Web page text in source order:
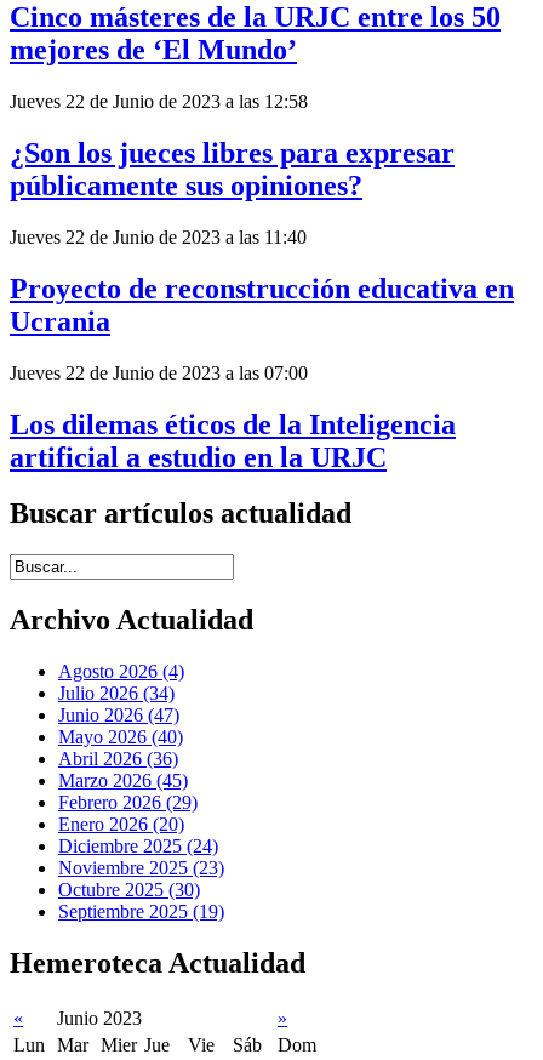
Cinco másteres de la URJC entre los 50
mejores de ‘El Mundo’
Jueves 22 de Junio de 2023 a las 12:58
¿Son los jueces libres para expresar
públicamente sus opiniones?
Jueves 22 de Junio de 2023 a las 11:40
Proyecto de reconstrucción educativa en
Ucrania
Jueves 22 de Junio de 2023 a las 07:00
Los dilemas éticos de la Inteligencia
artificial a estudio en la URJC
Buscar artículos actualidad
Introduce términos de búsqueda
Archivo Actualidad
Agosto 2026 (4)
Julio 2026 (34)
Junio 2026 (47)
Mayo 2026 (40)
Abril 2026 (36)
Marzo 2026 (45)
Febrero 2026 (29)
Enero 2026 (20)
Diciembre 2025 (24)
Noviembre 2025 (23)
Octubre 2025 (30)
Septiembre 2025 (19)
Hemeroteca Actualidad
« Junio 2023
»
Lun
Mar Mier Jue Vie Sáb
Dom